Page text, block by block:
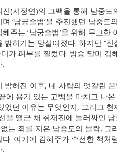
(서정연)의 고백을 통해 남중
‘남궁솔법’을 추진했던 남중
주는 ‘남궁솔법’을 위해 무고
밝히기는 망설여졌다. 하지만 “
가 폐부를 찔렀다. 방송 말미
혀진 이후, 네 사람의 엇갈린
에 용기 있는 고백을 마치고 나
었던 이유는 무엇인지, 그리고
을 떨군 채 취재진에 둘러싸인
는 죄를 지은 남중도의 몰락,
. 여기에 김혜주가 수선한 책처